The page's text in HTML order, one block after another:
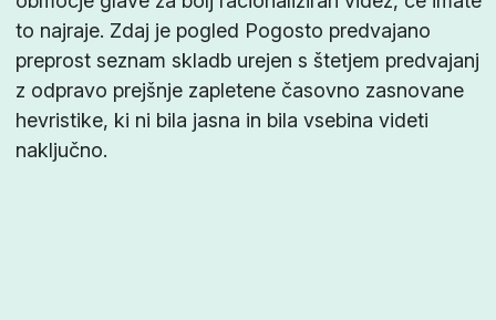
to najraje. Zdaj je pogled Pogosto predvajano
preprost seznam skladb urejen s štetjem predvajanj
z odpravo prejšnje zapletene časovno zasnovane
hevristike, ki ni bila jasna in bila vsebina videti
naključno.